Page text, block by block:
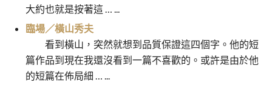
大約也就是按著這 … ...
臨場／橫山秀夫
看到橫山，突然就想到品質保證這四個字。他的短
篇作品到現在我還沒看到一篇不喜歡的。或許是由於他
的短篇在佈局細 … ...